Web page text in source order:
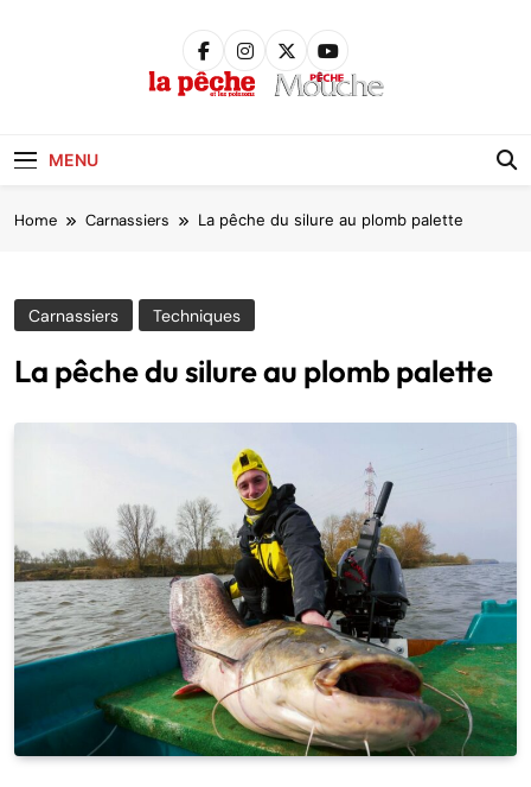
MENU
Home Carnassiers La pêche du silure au plomb palette
Carnassiers Techniques
La pêche du silure au plomb palette